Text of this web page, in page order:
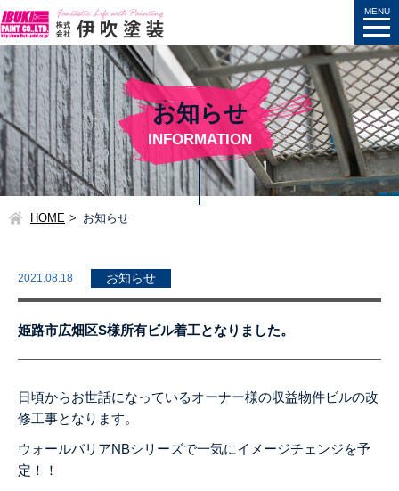
お知らせ
INFORMATION
HOME お知らせ
2021.08.18 お知らせ
姫路市広畑区S様所有ビル着工となりました。
日頃からお世話になっているオーナー様の収益物件ビルの改
修工事となります。
ウォールバリアNBシリーズで一気にイメージチェンジを予
定！！